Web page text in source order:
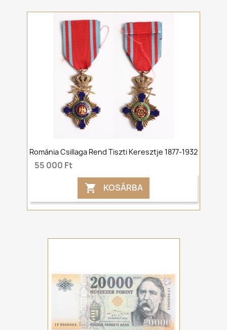
Románia Csillaga Rend Tiszti Keresztje 1877-1932
55 000 Ft
 KOSÁRBA